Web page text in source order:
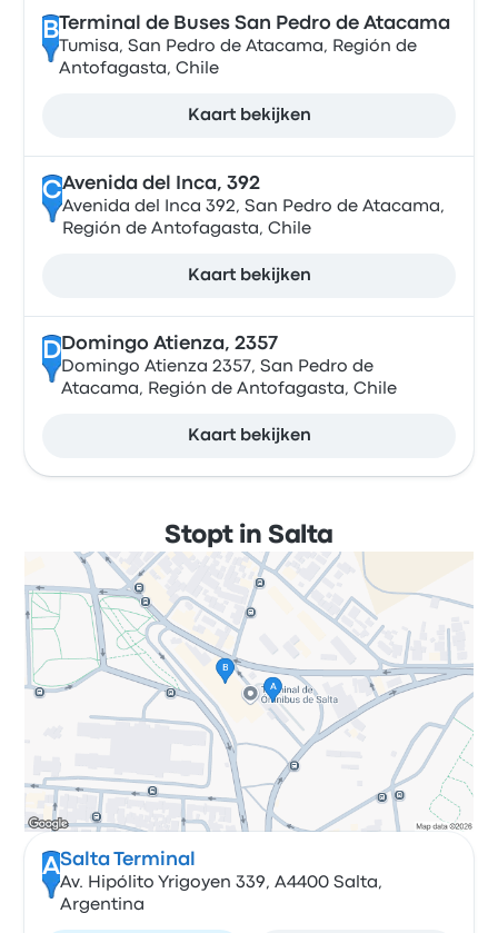
B Terminal de Buses San Pedro de Atacama
Tumisa, San Pedro de Atacama, Región de
Antofagasta, Chile
Kaart bekijken
CAvenida del Inca, 392
Avenida del Inca 392, San Pedro de Atacama,
Región de Antofagasta, Chile
Kaart bekijken
DDomingo Atienza, 2357
Domingo Atienza 2357, San Pedro de
Atacama, Región de Antofagasta, Chile
Kaart bekijken
Stopt in Salta
ASalta Terminal
Av. Hipólito Yrigoyen 339, A4400 Salta,
Argentina